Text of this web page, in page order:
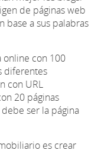
de páginas web
a sus palabras
online con 100
diferentes
con URL
20 páginas
ser la página
es crear